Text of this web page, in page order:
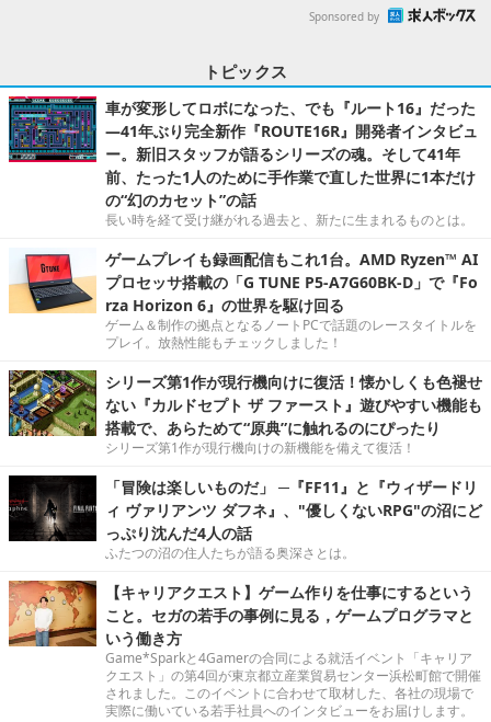
Sponsored by
トピックス
車が変形してロボになった、でも『ルート16』だった
―41年ぶり完全新作『ROUTE16R』開発者インタビュ
ー。新旧スタッフが語るシリーズの魂。そして41年
前、たった1人のために手作業で直した世界に1本だけ
の“幻のカセット”の話
長い時を経て受け継がれる過去と、新たに生まれるものとは。
ゲームプレイも録画配信もこれ1台。AMD Ryzen™ AI
プロセッサ搭載の「G TUNE P5-A7G60BK-D」で『Fo
rza Horizon 6』の世界を駆け回る
ゲーム＆制作の拠点となるノートPCで話題のレースタイトルを
プレイ。放熱性能もチェックしました！
シリーズ第1作が現行機向けに復活！懐かしくも色褪せ
ない『カルドセプト ザ ファースト』遊びやすい機能も
搭載で、あらためて“原典”に触れるのにぴったり
シリーズ第1作が現行機向けの新機能を備えて復活！
「冒険は楽しいものだ」 ─『FF11』と『ウィザードリ
ィ ヴァリアンツ ダフネ』、"優しくないRPG"の沼にど
っぷり沈んだ4人の話
ふたつの沼の住人たちが語る奥深さとは。
【キャリアクエスト】ゲーム作りを仕事にするという
こと。セガの若手の事例に見る，ゲームプログラマと
いう働き方
Game*Sparkと4Gamerの合同による就活イベント「キャリア
クエスト」の第4回が東京都立産業貿易センター浜松町館で開催
されました。このイベントに合わせて取材した、各社の現場で
実際に働いている若手社員へのインタビューをお届けします。